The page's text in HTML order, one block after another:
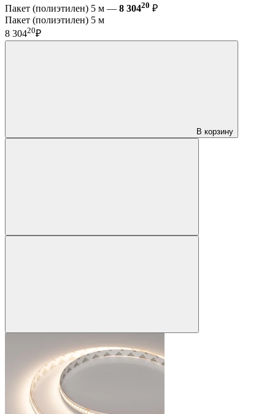
Пакет (полиэтилен) 5 м — 8 30420 ₽
Пакет (полиэтилен) 5 м
8 30420₽
В корзину